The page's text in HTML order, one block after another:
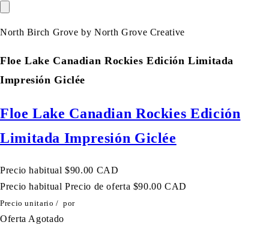
North Birch Grove by North Grove Creative
Floe Lake Canadian Rockies Edición Limitada
Impresión Giclée
Floe Lake Canadian Rockies Edición
Limitada Impresión Giclée
Precio habitual $90.00 CAD
Precio habitual Precio de oferta $90.00 CAD
Precio unitario / por
Oferta Agotado